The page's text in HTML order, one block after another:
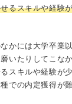
るスキルや経験
かには大学卒業
いたりしてこな
スキルや経験が
での内定獲得が